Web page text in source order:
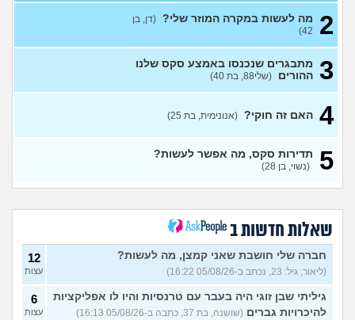
אפשרי להימשך לבחורה יפה
אבל בלי גוף מושך?
(נערה, בת 16)
עשיתי את זה בפעם הראשונה
עם בן מהשכבה… ועכשיו אני
מתה מפחד שהוא יספר לכולם
עצות
מפנטז על חבר טוב שלי
האם חוויתי תקיפה מינית?
(רוויטל, בת 24)
14
עצות
בנות,אתן הייתן "מסדרות" את
אח שלכם במצב כזה?
(לוחם שקרוב ל'חרור, בן 21)
2 מה לעשות במקרה המוזר שלי? (דן, בן
42)
3 מתבגרים שנכנסו באמצע סקס שלנו
ההורים (שלי88, בת 40)
4 האם זה חוקי? (אנונימית, בת 25)
5 תדירות סקס, מה אפשר לעשות?
(נשוי, בן 28)
שאלות חדשות ב
חברה שלי חושבת שאני קמצן, מה לעשות?
(ליאור, גיל: 23, נכתב ב-05/08/26 16:22)
12
עצות
גיליתי שבן זוגי היה בעבר עם טרנסיות והיו לו אפליקציות
להיכרויות גברים (שושנה, בת 37, כתבה ב-05/08/26 16:13)
6
עצות